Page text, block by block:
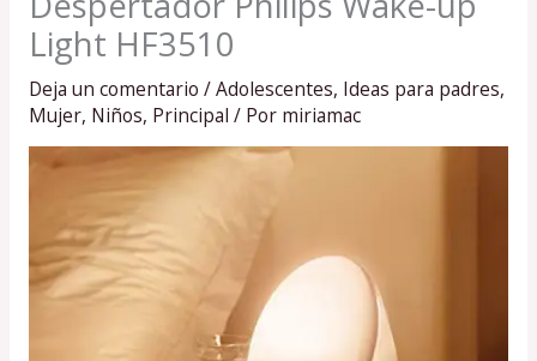
Light HF3510
Deja un comentario /Adolescentes, Ideas para padres,
Mujer, Niños, Principal / Por miriamac